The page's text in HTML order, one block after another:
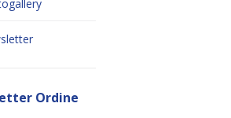
Ordine